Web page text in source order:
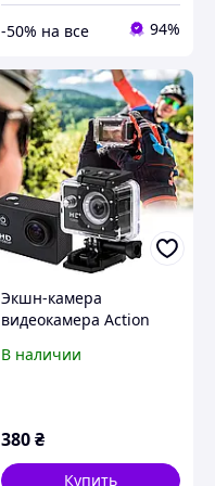
-50% на все 94%
Экшн-камера
видеокамера Action
(X05/175)
В наличии
380₴
Купить